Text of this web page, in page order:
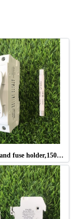
PV fuse and fuse holder,1500V, 10*85mm, 30A